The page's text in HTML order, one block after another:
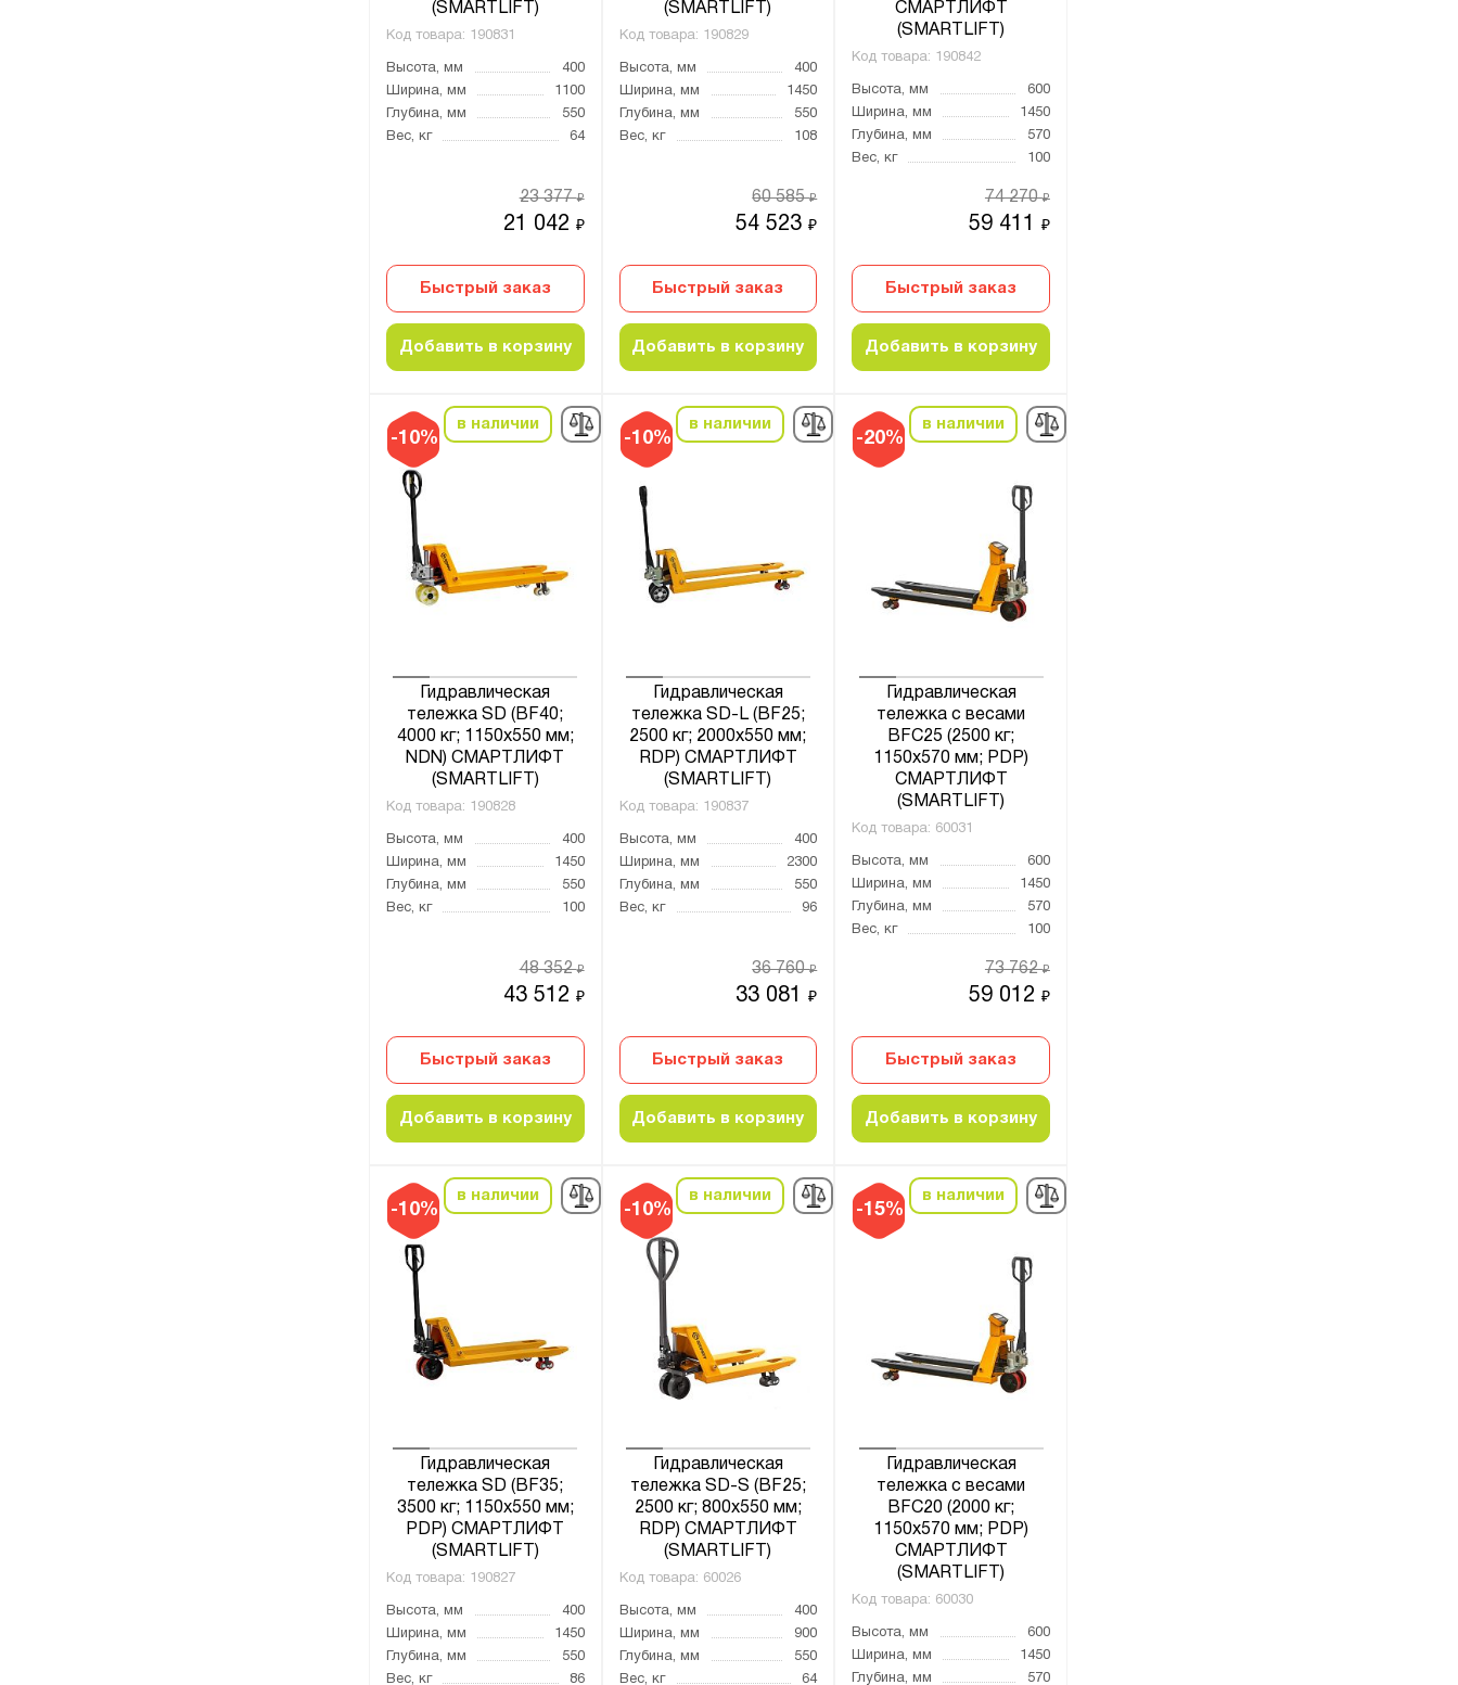
(SMARTLIFT)
Код товара: 190831
Высота, мм
400
Ширина, мм
1100
Глубина, мм
550
Вес, кг
64
21 042 ₽
23 377₽
Быстрый заказ
Добавить в корзину
(SMARTLIFT)
Код товара: 190829
Высота, мм
400
Ширина, мм
1450
Глубина, мм
550
Вес, кг
108
54 523₽
60 585₽
Быстрый заказ
Добавить в корзину
СМАРТЛИФТ
(SMARTLIFT)
Код товара: 190842
Высота, мм
600
Ширина, мм
1450
Глубина, мм
570
Вес, кг
100
59 411 ₽
74 270₽
Быстрый заказ
Добавить в корзину
-10%
в наличии
Гидравлическая
тележка SD (BF40;
4000 кг; 1150х550 мм;
NDN) СМАРТЛИФТ
(SMARTLIFT)
Код товара: 190828
Высота, мм
400
Ширина, мм
1450
Глубина, мм
550
Вес, кг
100
43 512 ₽
48 352₽
Быстрый заказ
Добавить в корзину
-10%
в наличии
Гидравлическая
тележка SD-L (BF25;
2500 кг; 2000х550 мм;
RDP) СМАРТЛИФТ
(SMARTLIFT)
Код товара: 190837
Высота, мм
400
Ширина, мм
2300
Глубина, мм
550
Вес, кг
96
33 081₽
36 760₽
Быстрый заказ
Добавить в корзину
-20%
в наличии
Гидравлическая
тележка с весами
BFC25 (2500 кг;
1150х570 мм; PDP)
СМАРТЛИФТ
(SMARTLIFT)
Код товара: 60031
Высота, мм
600
Ширина, мм
1450
Глубина, мм
570
Вес, кг
100
59 012 ₽
73 762₽
Быстрый заказ
Добавить в корзину
-10%
в наличии
Гидравлическая
тележка SD (BF35;
3500 кг; 1150х550 мм;
PDP) СМАРТЛИФТ
(SMARTLIFT)
Код товара: 190827
Высота, мм
400
Ширина, мм
1450
Глубина, мм
550
Вес, кг
86
-10%
в наличии
Гидравлическая
тележка SD-S (BF25;
2500 кг; 800х550 мм;
RDP) СМАРТЛИФТ
(SMARTLIFT)
Код товара: 60026
Высота, мм
400
Ширина, мм
900
Глубина, мм
550
Вес, кг
64
-15%
в наличии
Гидравлическая
тележка с весами
BFC20 (2000 кг;
1150х570 мм; PDP)
СМАРТЛИФТ
(SMARTLIFT)
Код товара: 60030
Высота, мм
600
Ширина, мм
1450
Глубина, мм
570